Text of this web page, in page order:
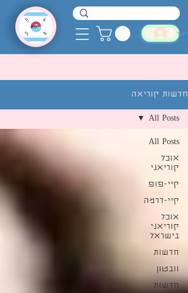
חדשות קוריאה
All Posts
אוכל
קוריאני
קיי-פופ
קיי-דרמה
אוכל
קוריאני
בישראל
חדשות
וובטון
חדשות
All Posts